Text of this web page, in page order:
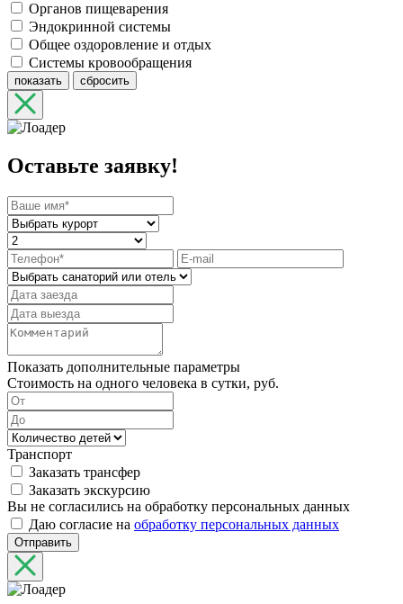
Органов пищеварения
Эндокринной системы
Общее оздоровление и отдых
Системы кровообращения
показать сбросить
Оставьте заявку!
Показать дополнительные параметры
Стоимость на одного человека в сутки, руб.
Транспорт
Заказать трансфер
Заказать экскурсию
Вы не согласились на обработку персональных данных
Даю согласие на обработку персональных данных
Отправить